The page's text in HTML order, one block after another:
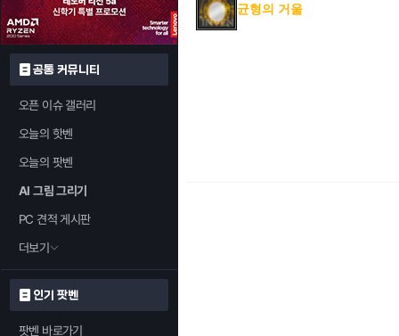
공통 커뮤니티
오픈 이슈 갤러리
오늘의 핫벤
오늘의 팟벤
AI 그림 그리기
PC 견적 게시판
더보기
인기 팟벤
팟벤 바로가기
균형의 거울